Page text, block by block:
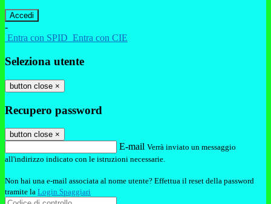
-
Entra con SPID Entra con CIE
Seleziona utente
button close ×
Recupero password
button close ×
E-mail Verrà inviato un messaggio
all'indirizzo indicato con le istruzioni necessarie.
Non hai una e-mail associata al nome utente? Effettua il reset della password
tramite la Login Spaggiari